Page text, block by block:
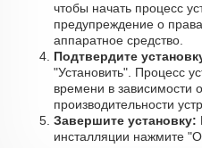
чтобы начать процесс
предупреждение о
аппаратное средство.
Подтвердите
"Установить". Процесс
времени в зависимости
производительности
Завершите установку:
инсталляции нажмите